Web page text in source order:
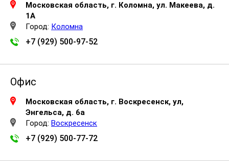
Московская область, г. Коломна, ул. Макеева, д.
1А
Город: Коломна
+7 (929) 500-97-52
Офис
Московская область, г. Воскресенск, ул,
Энгельса, д. 6а
Город: Воскресенск
+7 (929) 500-77-72